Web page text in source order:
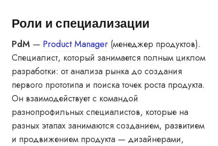
Роли и специализации
PdM — Product Manager (менеджер продуктов).
Специалист, который занимается полным циклом
разработки: от анализа рынка до создания
первого прототипа и поиска точек роста продукта.
Он взаимодействует с командой
разнопрофильных специалистов, которые на
разных этапах занимаются созданием, развитием
и продвижением продукта — дизайнерами,